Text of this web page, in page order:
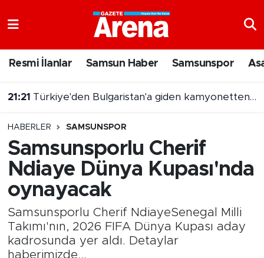
Resmi İlanlar Samsun Haber Samsunspor
HABERLER SAMSUNSPOR
Samsunsporlu Cherif
Ndiaye Dünya Kupası'nda
oynayacak
Samsunsporlu Cherif NdiayeSenegal Milli
Takımı'nın, 2026 FIFA Dünya Kupası aday
kadrosunda yer aldı. Detaylar
haberimizde...
Samsun Namaz Vakitleri
Süper Lig Puan Durumu ve Fikstür
Tüm Manşetler
Son Dakika Haberleri
Haber Arşivi